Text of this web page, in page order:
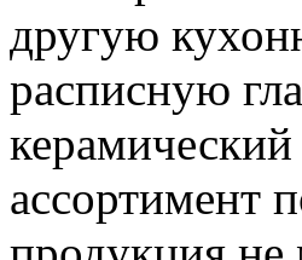
другую
расписную
ассортимент